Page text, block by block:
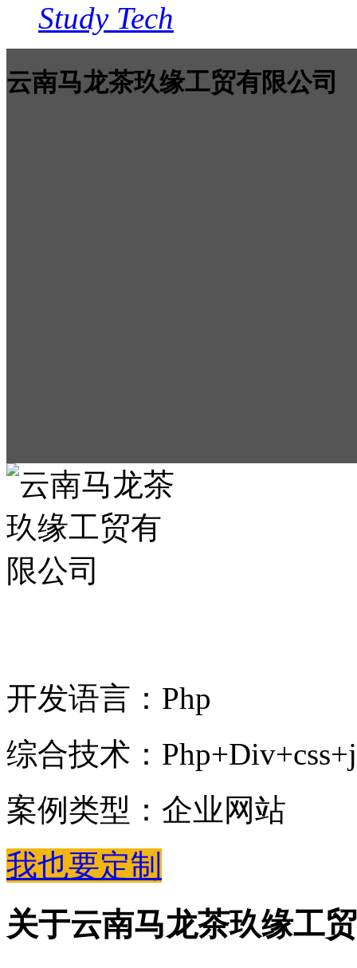
Study Tech
云南马龙茶玖缘工贸有限公司
开发语言：Php
综合技术：
案例类型：企业网站
我也要定制
关于云南马龙茶玖缘工